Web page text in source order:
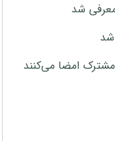
شد
شد
مشترک امضا می‌کنند